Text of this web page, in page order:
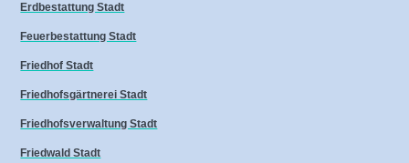
Erdbestattung Stadt
Feuerbestattung Stadt
Friedhof Stadt
Friedhofsgärtnerei Stadt
Friedhofsverwaltung Stadt
Friedwald Stadt